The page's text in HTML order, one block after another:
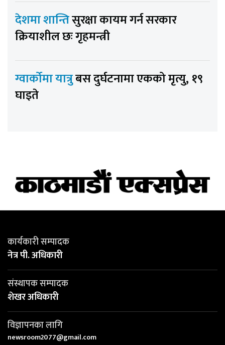
देशमा शान्तिसुरक्षा कायम गर्न सरकार
क्रियाशील छः गृहमन्त्री
ग्वार्कोमा यात्रुबस दुर्घटनामा एकको मृत्यु, १९
घाइते
कार्यकारी सम्पादक
नेत्र पी. अधिकारी
संस्थापक सम्पादक
शेखर अधिकारी
विज्ञापनका लागि
newsroom2077@gmail.com